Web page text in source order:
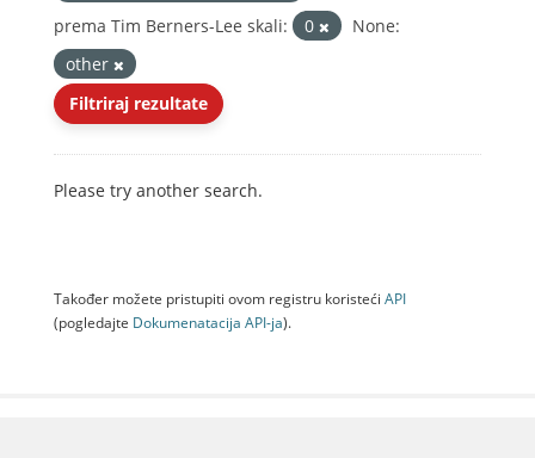
prema Tim Berners-Lee skali:
0
None:
other
Filtriraj rezultate
Please try another search.
Također možete pristupiti ovom registru koristeći API
(pogledajte Dokumenаtаcijа API-jа).